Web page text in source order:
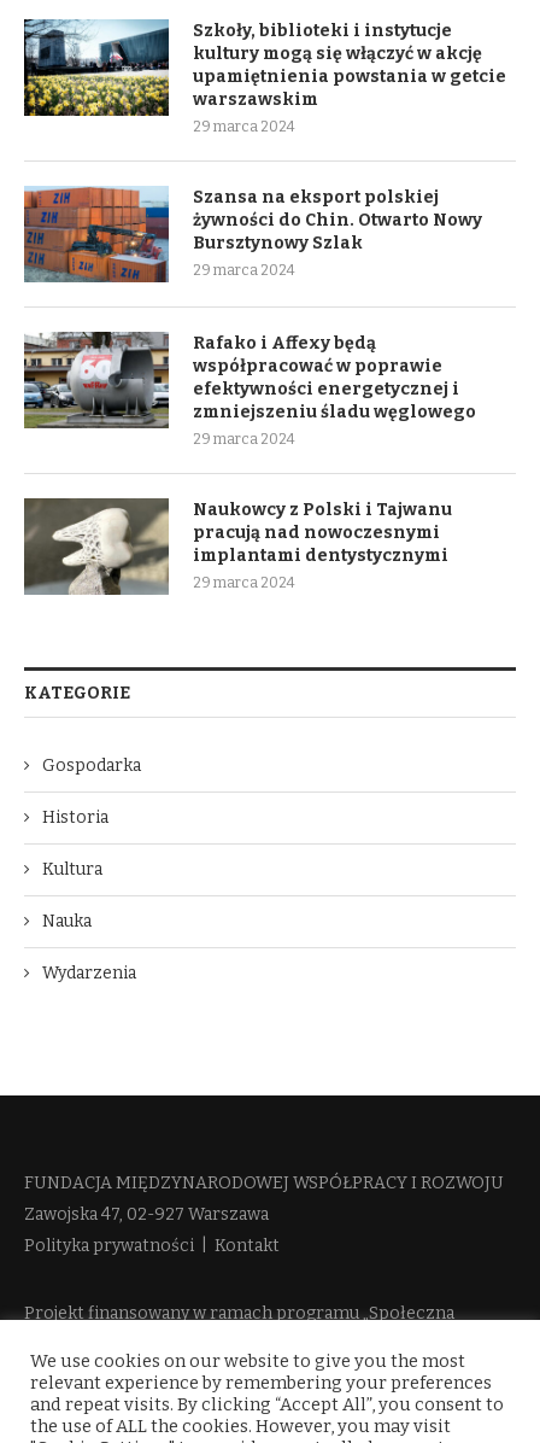
Szkoły, biblioteki i instytucje
kultury mogą się włączyć w akcję
upamiętnienia powstania w getcie
warszawskim
29 marca 2024
Szansa na eksport polskiej
żywności do Chin. Otwarto Nowy
Bursztynowy Szlak
29 marca 2024
Rafako i Affexy będą
współpracować w poprawie
efektywności energetycznej i
zmniejszeniu śladu węglowego
29 marca 2024
Naukowcy z Polski i Tajwanu
pracują nad nowoczesnymi
implantami dentystycznymi
29 marca 2024
KATEGORIE
Gospodarka
Historia
Kultura
Nauka
Wydarzenia
FUNDACJA MIĘDZYNARODOWEJ WSPÓŁPRACY I ROZWOJU​
Zawojska 47, 02-927 Warszawa
Polityka prywatności
Kontakt
Projekt finansowany w ramach programu „Społeczna
więcej informacji
We use cookies on our website to give you the most
relevant experience by remembering your preferences
and repeat visits. By clicking “Accept All”, you consent to
the use of ALL the cookies. However, you may visit